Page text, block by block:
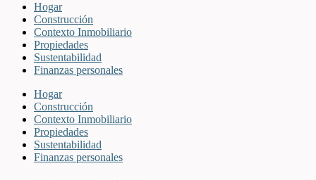
Hogar
Construcción
Contexto Inmobiliario
Propiedades
Sustentabilidad
Finanzas personales
Hogar
Construcción
Contexto Inmobiliario
Propiedades
Sustentabilidad
Finanzas personales